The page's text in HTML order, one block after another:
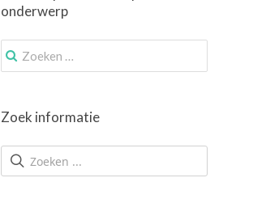
onderwerp
Zoek
naar:
Zoek informatie